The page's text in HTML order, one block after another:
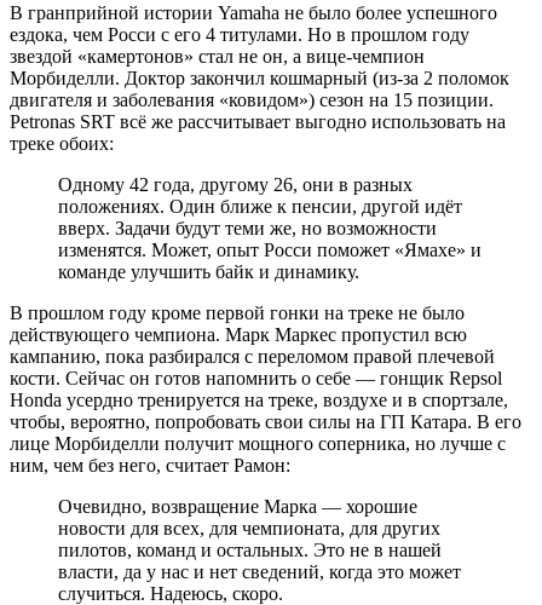
В гранприйной истории Yamaha не было более успешного
ездока, чем Росси с его 4 титулами. Но в прошлом году
звездой «камертонов» стал не он, а вице-чемпион
Морбиделли. Доктор закончил кошмарный (из-за 2 поломок
двигателя и заболевания «ковидом») сезон на 15 позиции.
Petronas SRT всё же рассчитывает выгодно использовать на
треке обоих:
Одному 42 года, другому 26, они в разных
положениях. Один ближе к пенсии, другой идёт
вверх. Задачи будут теми же, но возможности
изменятся. Может, опыт Росси поможет «Ямахе» и
команде улучшить байк и динамику.
В прошлом году кроме первой гонки на треке не было
действующего чемпиона. Марк Маркес пропустил всю
кампанию, пока разбирался с переломом правой плечевой
кости. Сейчас он готов напомнить о себе — гонщик Repsol
Honda усердно тренируется на треке, воздухе и в спортзале,
чтобы, вероятно, попробовать свои силы на ГП Катара. В его
лице Морбиделли получит мощного соперника, но лучше с
ним, чем без него, считает Рамон:
Очевидно, возвращение Марка — хорошие
новости для всех, для чемпионата, для других
пилотов, команд и остальных. Это не в нашей
власти, да у нас и нет сведений, когда это может
случиться. Надеюсь, скоро.